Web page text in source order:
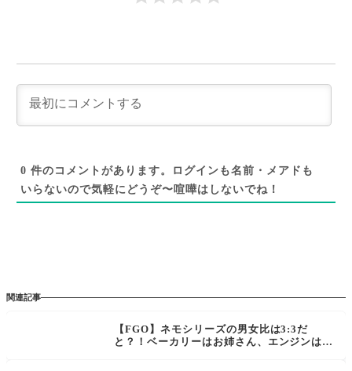
0 件のコメントがあります。ログインも名前・メアドも
いらないので気軽にどうぞ〜喧嘩はしないでね！
関連記事
【FGO】ネモシリーズの男女比は3:3だ
と？！ベーカリーはお姉さん、エンジンは男